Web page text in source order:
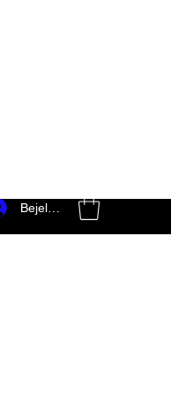
Bejelentkezés